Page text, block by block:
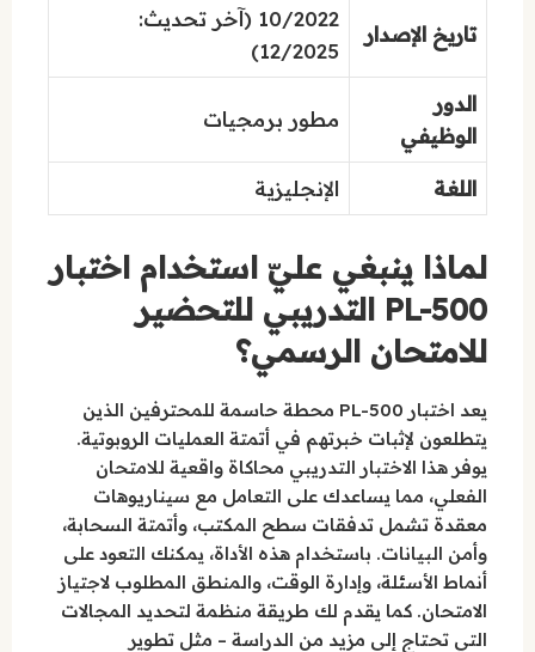
تاريخ الإصدار
10/2022 (آخر تحديث:
12/2025)
الدور
الوظيفي
مطور برمجيات
اللغة الإنجليزية
لماذا ينبغي عليّ استخدام اختبار
PL-500 التدريبي للتحضير
للامتحان الرسمي؟
يعد اختبار PL-500 محطة حاسمة للمحترفين الذين
يتطلعون لإثبات خبرتهم في أتمتة العمليات الروبوتية.
يوفر هذا الاختبار التدريبي محاكاة واقعية للامتحان
الفعلي، مما يساعدك على التعامل مع سيناريوهات
معقدة تشمل تدفقات سطح المكتب، وأتمتة السحابة،
وأمن البيانات. باستخدام هذه الأداة، يمكنك التعود على
أنماط الأسئلة، وإدارة الوقت، والمنطق المطلوب لاجتياز
الامتحان. كما يقدم لك طريقة منظمة لتحديد المجالات
التي تحتاج إلى مزيد من الدراسة – مثل تطوير